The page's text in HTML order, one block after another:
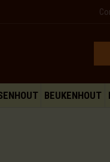
BEUKENHOUT